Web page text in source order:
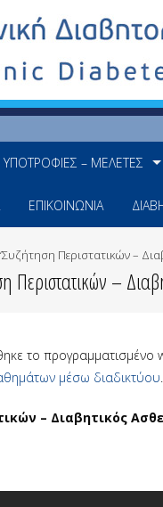
ΥΠΟΤΡΟΦΊΕΣ – ΜΕΛΈΤΕΣ
ΕΠΙΚΟΙΝΩΝΊΑ
Περιστατικών –
–
το
μέσω διαδικτύου.
– Διαβητικός